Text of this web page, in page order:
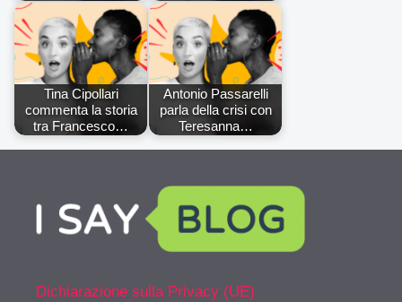
Tina Cipollari
commenta la storia
tra Francesco…
Antonio Passarelli
parla della crisi con
Teresanna…
Dichiarazione sulla Privacy (UE)